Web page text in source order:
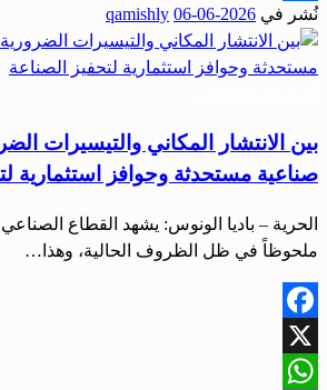
Share
نُشر في 2026-06-06
qamishly
بين الانتشار المكاني والتيسيرات
صناعية مستحدثة وحوافز استثمارية
الحرية – باديا الونوس: يشهد القطاع
ملحوظاً في ظل الظروف الحالية، وهذا…
Facebook
X